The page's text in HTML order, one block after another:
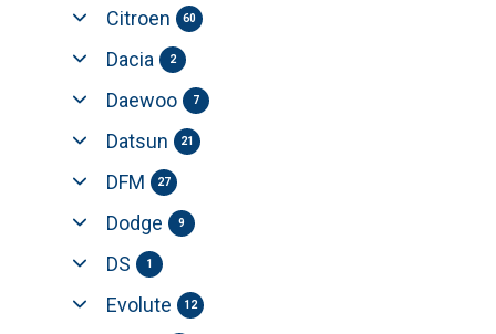
Citroen 60
Dacia 2
Daewoo 7
Datsun 21
DFM 27
Dodge 9
DS 1
Evolute 12